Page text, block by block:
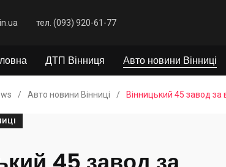
тел. (093) 920-61-77
ДТП Вінниця Авто новини Вінниці
/ Авто новини Вінниці / Вінницький 45 завод